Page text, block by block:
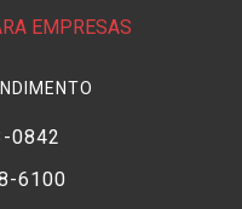
EMPRESAS
0842
6100